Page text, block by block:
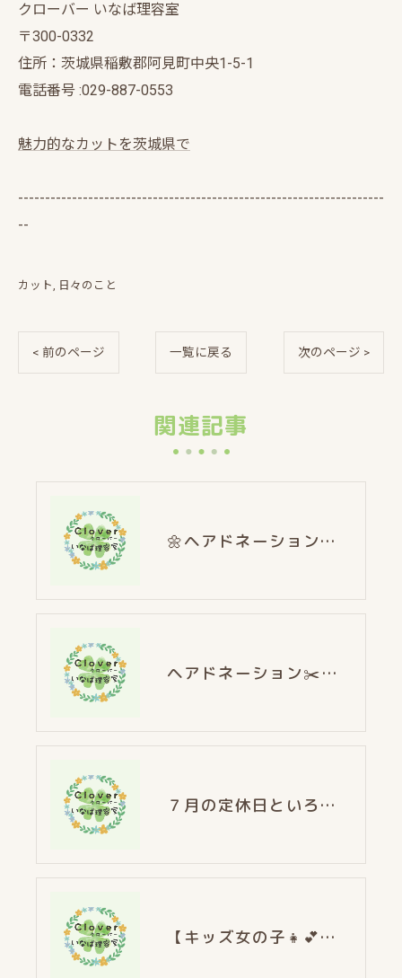
クローバー いなば理容室
〒300-0332
住所：茨城県稲敷郡阿見町中央1-5-1
電話番号 :029-887-0553
魅力的なカットを茨城県で
--------------------------------------------------------------------
--
カット 日々のこと
< 前のページ 一覧に戻る 次のページ >
関連記事
🌼ヘアドネーション🌼〜チョキチョキほのぼのタイム～
ヘアドネーション✂️〜髪の毛の寄付のお手伝い〜
７月の定休日といろいろな動画達💡
【キッズ女の子👧💕】ヘアドネーション！！